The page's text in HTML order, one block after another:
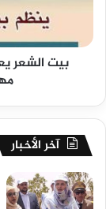
بيت الشعر
آخر الأخبار